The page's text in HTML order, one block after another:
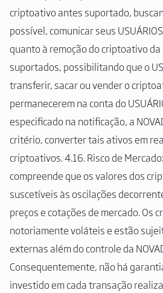
criptoativo antes suportado,
possível, comunicar seus
quanto à remoção do criptoativo
suportados, possibilitando que o
transferir, sacar ou vender o
permanecerem na conta do
especificado na notificação, a
critério, converter tais ativos em
criptoativos. 4.16. Risco de
compreende que os valores dos
suscetíveis às oscilações
preços e cotações de mercado. Os
notoriamente voláteis e estão
externas além do controle da
Consequentemente, não há
investido em cada transação